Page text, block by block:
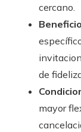
cercano.
de
mayor